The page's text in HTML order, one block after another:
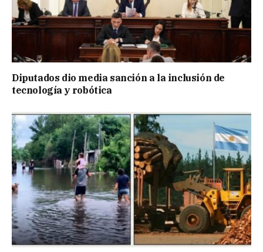
Diputados dio media sanción a la inclusión de
tecnología y robótica